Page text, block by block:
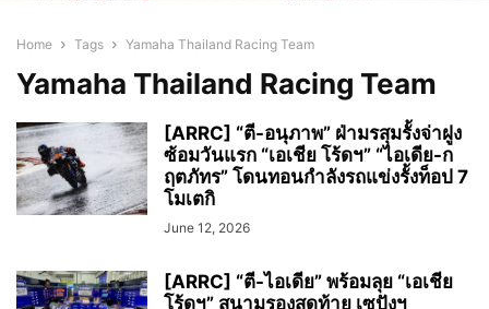
Home Tags Yamaha Thailand Racing Team
Yamaha Thailand Racing Team
[ARRC] “ตี-อนุภาพ” ฝ่ามรสุมรั้งจ่าฝูง
ซ้อมวันแรก “เอเชีย โร้ดฯ” “ไอเดีย-ก
ฤตภัทร” โดนทอนกำลังรถแข่งรั้งท็อป 7
โมเตกิ
June 12, 2026
[ARRC] “ตี-ไอเดีย” พร้อมลุย “เอเชีย
โร้ดฯ” สนามรองสุดท้าย เซปังฯ